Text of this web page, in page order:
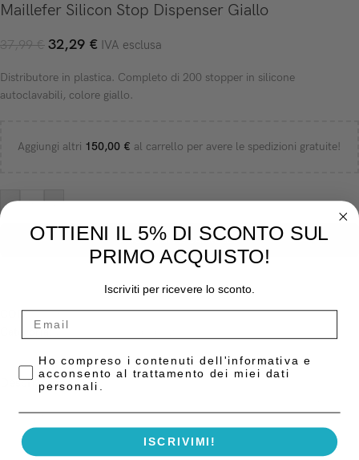
Maillefer Silicon Stop Dispenser Giallo
37,99€ 32,29 € IVA esclusa
Distributore in plastica. Completo di 200 stopper in silicone
autoclavabili, colore giallo.
Aggiungi altri 150,00 € al carrello per avere le spedizioni gratuite!
- +
AGGIUNGI AL CARRELLO
COD:6001590
Categoria: Accessori per endodonzia
Descrizione
OTTIENI IL 5% DI SCONTO SUL
PRIMO ACQUISTO!
Iscriviti per ricevere lo sconto.
Privacy Policy
Ho compreso i contenuti dell'informativa e
acconsento al trattamento dei miei dati
personali.
ISCRIVIMI!